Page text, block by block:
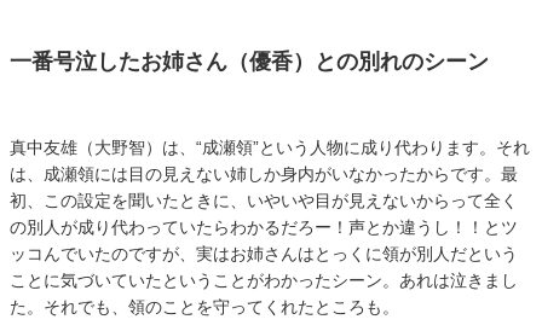
一番号泣したお姉さん（優香）との別れのシーン
真中友雄（大野智）は、“成瀬領”という人物に成り代わります。それ
は、成瀬領には目の見えない姉しか身内がいなかったからです。最
初、この設定を聞いたときに、いやいや目が見えないからって全く
の別人が成り代わっていたらわかるだろー！声とか違うし！！とツ
ッコんでいたのですが、実はお姉さんはとっくに領が別人だという
ことに気づいていたということがわかったシーン。あれは泣きまし
た。それでも、領のことを守ってくれたところも。